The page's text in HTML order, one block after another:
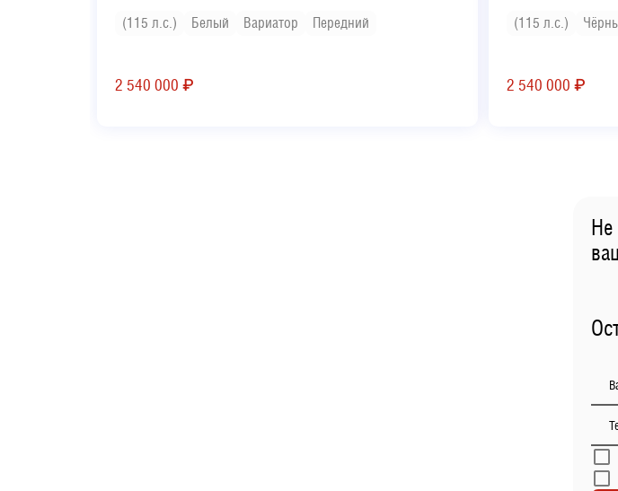
(115 л.с.) Белый Вариатор Передний
2 540 000 ₽
(115 л.с.)
2 540 000 ₽
Не